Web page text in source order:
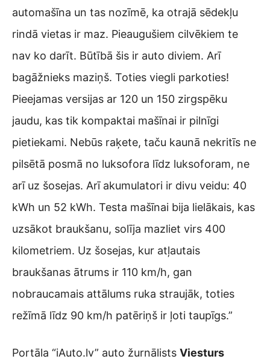
automašīna un tas nozīmē, ka otrajā sēdekļu
rindā vietas ir maz. Pieaugušiem cilvēkiem te
nav ko darīt. Būtībā šis ir auto diviem. Arī
bagāžnieks maziņš. Toties viegli parkoties!
Pieejamas versijas ar 120 un 150 zirgspēku
jaudu, kas tik kompaktai mašīnai ir pilnīgi
pietiekami. Nebūs raķete, taču kaunā nekritīs ne
pilsētā posmā no luksofora līdz luksoforam, ne
arī uz šosejas. Arī akumulatori ir divu veidu: 40
kWh un 52 kWh. Testa mašīnai bija lielākais, kas
uzsākot braukšanu, solīja mazliet virs 400
kilometriem. Uz šosejas, kur atļautais
braukšanas ātrums ir 110 km/h, gan
nobraucamais attālums ruka straujāk, toties
režīmā līdz 90 km/h patēriņš ir ļoti taupīgs.”
Portāla “iAuto.lv” auto žurnālists Viesturs